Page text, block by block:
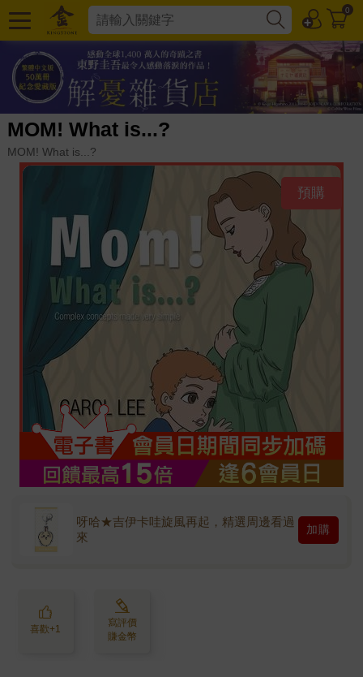
0
MOM! What is...?
MOM! What is...?
預購
呀哈★吉伊卡哇旋風再起，精選周邊看過
來
加購
喜歡+1
寫評價
賺金幣